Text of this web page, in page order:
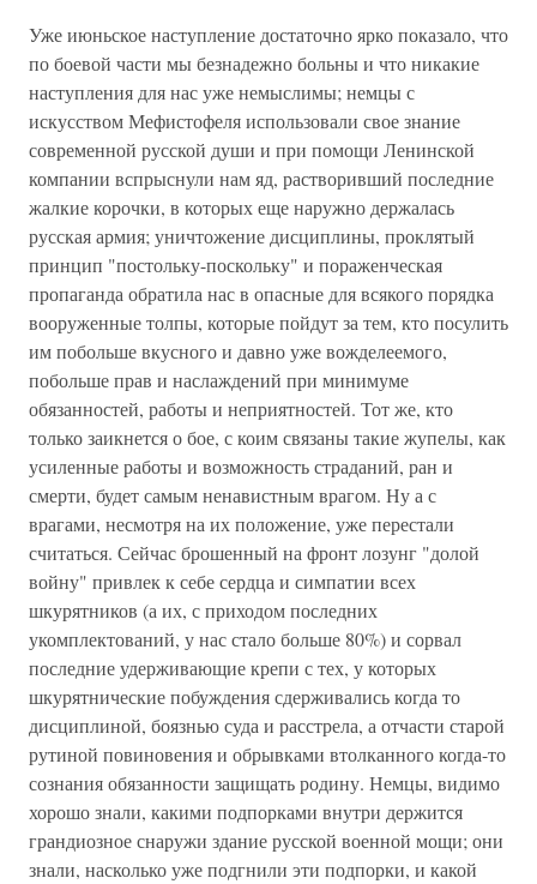
Уже июньское наступление достаточно ярко показало, что
по боевой части мы безнадежно больны и что никакие
наступления для нас уже немыслимы; немцы с
искусством Мефистофеля использовали свое знание
современной русской души и при помощи Ленинской
компании вспрыснули нам яд, растворивший последние
жалкие корочки, в которых еще наружно держалась
русская армия; уничтожение дисциплины, проклятый
принцип "постольку-поскольку" и пораженческая
пропаганда обратила нас в опасные для всякого порядка
вооруженные толпы, которые пойдут за тем, кто посулить
им побольше вкусного и давно уже вожделеемого,
побольше прав и наслаждений при минимуме
обязанностей, работы и неприятностей. Тот же, кто
только заикнется о бое, с коим связаны такие жупелы, как
усиленные работы и возможность страданий, ран и
смерти, будет самым ненавистным врагом. Ну а с
врагами, несмотря на их положение, уже перестали
считаться. Сейчас брошенный на фронт лозунг "долой
войну" привлек к себе сердца и симпатии всех
шкурятников (а их, с приходом последних
укомплектований, у нас стало больше 80%) и сорвал
последние удерживающие крепи с тех, у которых
шкурятнические побуждения сдерживались когда то
дисциплиной, боязнью суда и расстрела, а отчасти старой
рутиной повиновения и обрывками втолканного когда-то
сознания обязанности защищать родину. Немцы, видимо
хорошо знали, какими подпорками внутри держится
грандиозное снаружи здание русской военной мощи; они
знали, насколько уже подгнили эти подпорки, и какой